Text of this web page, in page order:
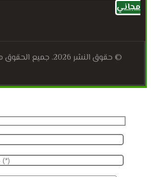
مجاني
© حقوق النشر 2026. جميع الحقوق محفوظة.